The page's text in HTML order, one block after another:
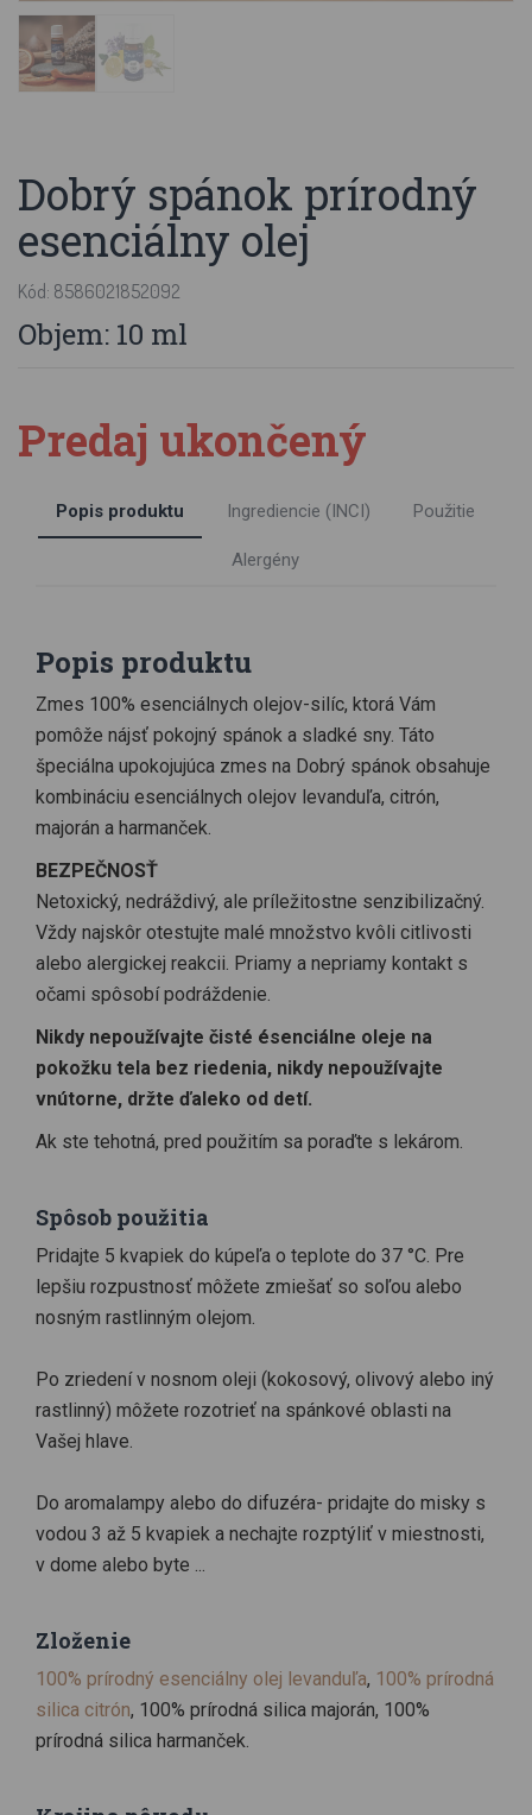
Dobrý spánok prírodný
esenciálny olej
Kód: 8586021852092
Objem: 10 ml
Predaj ukončený
Popis produktu Ingrediencie (INCI) Použitie
Alergény
Popis produktu
Zmes 100% esenciálnych olejov-silíc, ktorá Vám
pomôže nájsť pokojný spánok a sladké sny. Táto
špeciálna upokojujúca zmes na Dobrý spánok obsahuje
kombináciu esenciálnych olejov levanduľa, citrón,
majorán a harmanček.
BEZPEČNOSŤ
Netoxický, nedráždivý, ale príležitostne senzibilizačný.
Vždy najskôr otestujte malé množstvo kvôli citlivosti
alebo alergickej reakcii. Priamy a nepriamy kontakt s
očami spôsobí podráždenie.
Nikdy nepoužívajte čisté ésenciálne oleje na
pokožku tela bez riedenia, nikdy nepoužívajte
vnútorne, držte ďaleko od detí.
Ak ste tehotná, pred použitím sa poraďte s lekárom.
Spôsob použitia
Pridajte 5 kvapiek do kúpeľa o teplote do 37 °C. Pre
lepšiu rozpustnosť môžete zmiešať so soľou alebo
nosným rastlinným olejom.
Po zriedení v nosnom oleji (kokosový, olivový alebo iný
rastlinný) môžete rozotrieť na spánkové oblasti na
Vašej hlave.
Do aromalampy alebo do difuzéra- pridajte do misky s
vodou 3 až 5 kvapiek a nechajte rozptýliť v miestnosti,
v dome alebo byte ...
Zloženie
100% prírodný esenciálny olej levanduľa, 100% prírodná
silica citrón, 100% prírodná silica majorán, 100%
prírodná silica harmanček.